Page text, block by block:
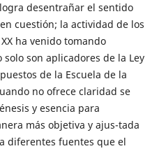
desentrañar el sentido
cuestión; la actividad de los
ha venido tomando
son aplicadores de la Ley
de la Escuela de la
no ofrece claridad se
y esencia para
más objetiva y ajus-tada
diferentes fuentes que el